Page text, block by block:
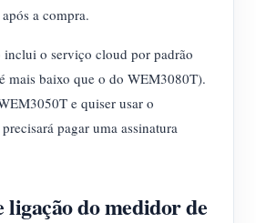
a compra.
inclui o serviço cloud por padrão
mais baixo que o do WEM3080T).
e quiser usar o
pagar uma assinatura
ligação do medidor de